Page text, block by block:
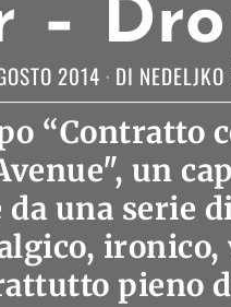
–
2014 DI
“Contratto
un
una serie
ironico,
pieno